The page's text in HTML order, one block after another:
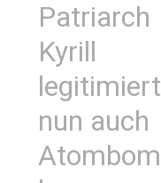
Patriarch
Kyrill
legitimiert
nun auch
Atombom